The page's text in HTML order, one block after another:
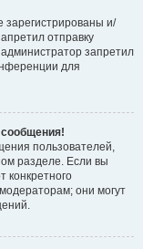
и/
отправку
запретил
для
пользователей,
разделе. Если вы
конкретного
они могут